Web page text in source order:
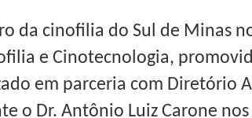
da cinofilia do Sul de Minas
e Cinotecnologia,
em parceria com Diretório
o Dr. Antônio Luiz Carone